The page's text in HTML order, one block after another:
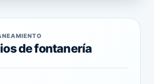
de fontanería